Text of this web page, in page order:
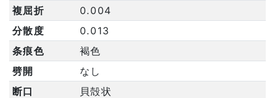
複屈折
0.004
分散度
0.013
条痕色
褐色
劈開
なし
断口
貝殻状